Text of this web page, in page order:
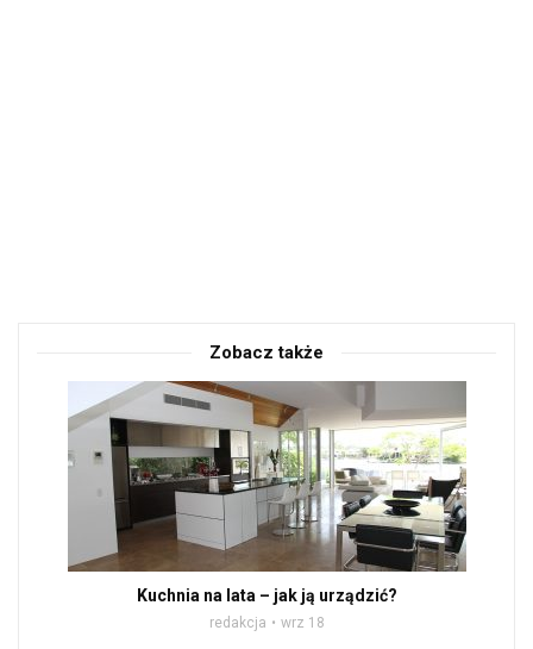
Zobacz także
Kuchnia na lata – jak ją urządzić?
redakcja wrz 18